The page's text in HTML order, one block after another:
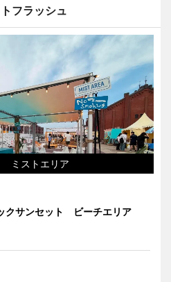
フラッシュ
ミストエリア
クサンセット ビーチエリア